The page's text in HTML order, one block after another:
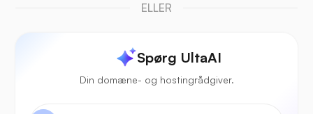
ELLER
Spørg UltaAI
Din domæne- og hostingrådgiver.